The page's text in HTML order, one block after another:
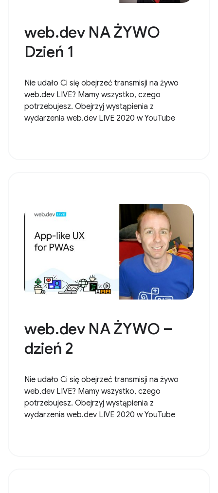
web.dev NA ŻYWO
Dzień 1
Nie udało Ci się obejrzeć transmisji na żywo
web.dev LIVE? Mamy wszystko, czego
potrzebujesz. Obejrzyj wystąpienia z
wydarzenia web.dev LIVE 2020 w YouTube
web.dev NA ŻYWO –
dzień 2
Nie udało Ci się obejrzeć transmisji na żywo
web.dev LIVE? Mamy wszystko, czego
potrzebujesz. Obejrzyj wystąpienia z
wydarzenia web.dev LIVE 2020 w YouTube